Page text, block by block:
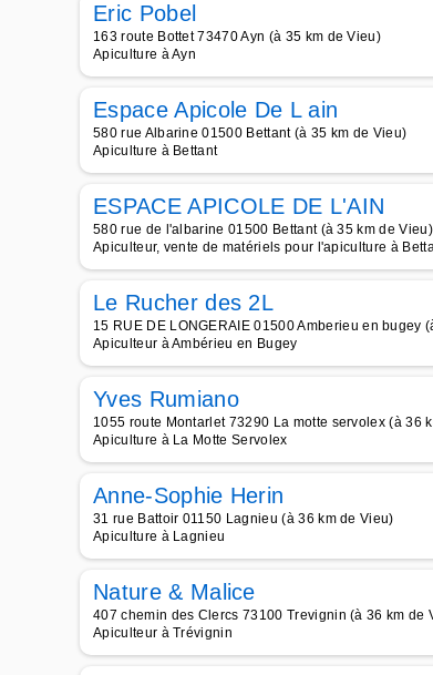
Eric Pobel
163 route Bottet 73470 Ayn (à 35 km de Vieu)
Apiculture à Ayn
Espace Apicole De L ain
580 rue Albarine 01500 Bettant (à 35 km de Vieu)
Apiculture à Bettant
ESPACE APICOLE DE L'AIN
580 rue de l'albarine 01500 Bettant (à 35 km de Vieu)
Apiculteur, vente de matériels pour l'apiculture à
Le Rucher des 2L
15 RUE DE LONGERAIE 01500 Amberieu en bugey
Apiculteur à Ambérieu en Bugey
Yves Rumiano
1055 route Montarlet 73290 La motte servolex (à 36
Apiculture à La Motte Servolex
Anne-Sophie Herin
31 rue Battoir 01150 Lagnieu (à 36 km de Vieu)
Apiculture à Lagnieu
Nature & Malice
407 chemin des Clercs 73100 Trevignin (à 36 km de
Apiculteur à Trévignin